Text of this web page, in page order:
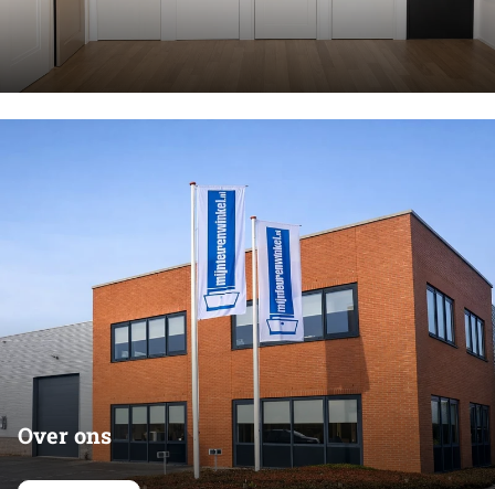
Over ons